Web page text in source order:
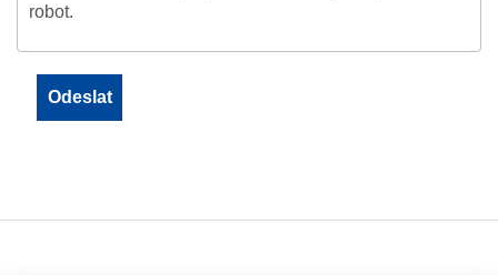
robot.